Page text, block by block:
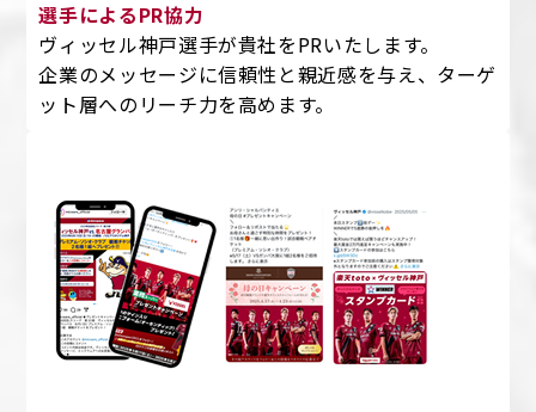
選手によるPR協力
ヴィッセル神戸選手が貴社をPRいたします。
企業のメッセージに信頼性と親近感を与え、ターゲ
ット層へのリーチ力を高めます。